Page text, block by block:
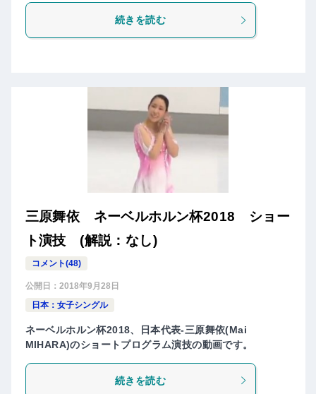
続きを読む
三原舞依 ネーベルホルン杯2018 ショー
ト演技 (解説：なし)
コメント(48)
公開日： 2018年9月28日
日本：女子シングル
ネーベルホルン杯2018、日本代表-三原舞依(Mai
MIHARA)のショートプログラム演技の動画です。
続きを読む